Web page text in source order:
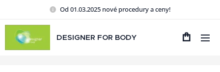
Od 01.03.2025 nové procedury a ceny!
DESIGNER FOR BODY